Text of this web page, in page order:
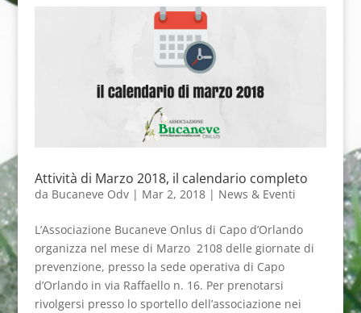
Attività di Marzo 2018, il calendario completo
da Bucaneve Odv| Mar 2, 2018| News & Eventi
L’Associazione Bucaneve Onlus di Capo d’Orlando
organizza nel mese di Marzo 2108 delle giornate di
prevenzione, presso la sede operativa di Capo
d’Orlando in via Raffaello n. 16. Per prenotarsi
rivolgersi presso lo sportello dell’associazione nei